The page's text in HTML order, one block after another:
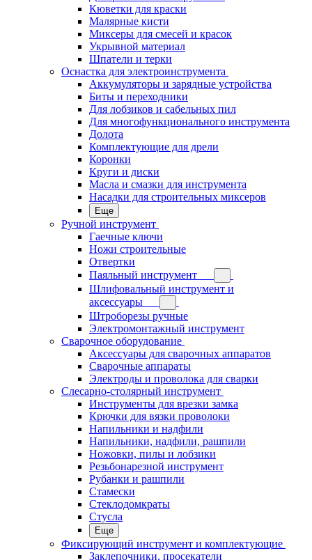
Кюветки для краски
Малярные кисти
Миксеры для смесей и красок
Укрывной материал
Шпатели и терки
Оснастка для электроинструмента
Аккумуляторы и зарядные устройства
Биты и переходники
Для лобзиков и сабельных пил
Для многофункционального инструмента
Долота
Комплектующие для дрели
Коронки
Круги и диски
Масла и смазки для инструмента
Насадки для строительных миксеров
Еще
Ручной инструмент
Гаечные ключи
Ножи строительные
Отвертки
Паяльный инструмент
Шлифовальный инструмент и
аксессуары
Штроборезы ручные
Электромонтажный инструмент
Сварочное оборудование
Аксессуары для сварочных аппаратов
Сварочные аппараты
Электроды и проволока для сварки
Слесарно-столярный инструмент
Инструменты для врезки замка
Крючки для вязки проволоки
Напильники и надфили
Напильники, надфили, рашпили
Ножовки, пилы и лобзики
Резьбонарезной инструмент
Рубанки и рашпили
Стамески
Стеклодомкраты
Стусла
Еще
Фиксирующий инструмент и комплектующие
Заклепочники, просекатели